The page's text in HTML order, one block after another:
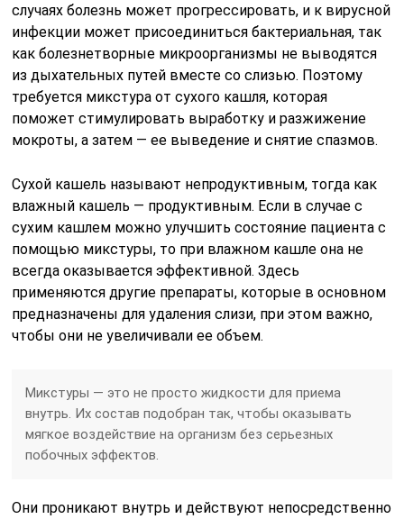
случаях болезнь может прогрессировать, и к вирусной
инфекции может присоединиться бактериальная, так
как болезнетворные микроорганизмы не выводятся
из дыхательных путей вместе со слизью. Поэтому
требуется микстура от сухого кашля, которая
поможет стимулировать выработку и разжижение
мокроты, а затем — ее выведение и снятие спазмов.
Сухой кашель называют непродуктивным, тогда как
влажный кашель — продуктивным. Если в случае с
сухим кашлем можно улучшить состояние пациента с
помощью микстуры, то при влажном кашле она не
всегда оказывается эффективной. Здесь
применяются другие препараты, которые в основном
предназначены для удаления слизи, при этом важно,
чтобы они не увеличивали ее объем.
Микстуры — это не просто жидкости для приема
внутрь. Их состав подобран так, чтобы оказывать
мягкое воздействие на организм без серьезных
побочных эффектов.
Они проникают внутрь и действуют непосредственно